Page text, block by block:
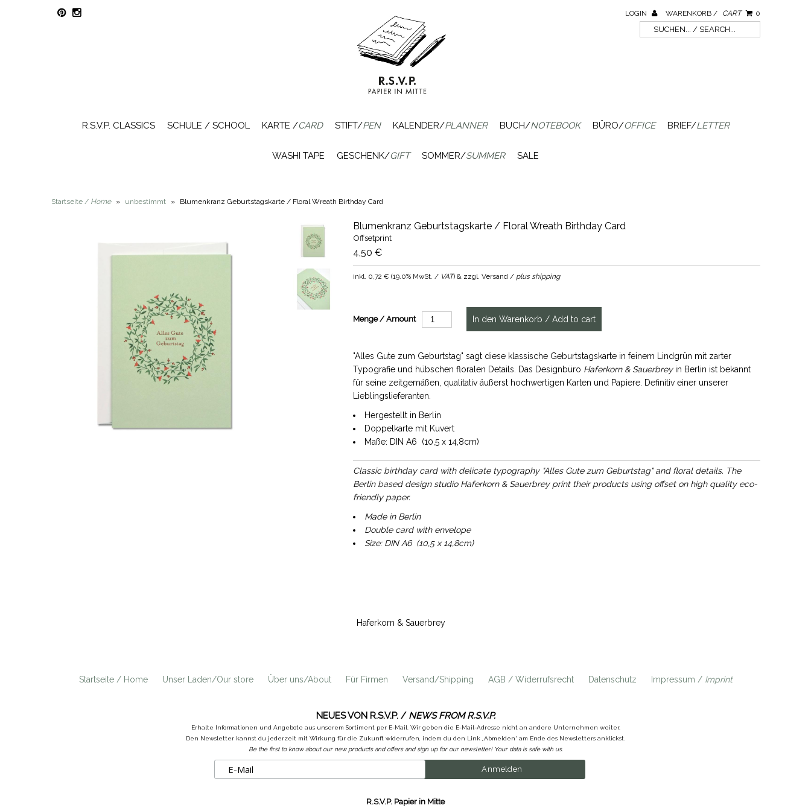
LOGIN WARENKORB / CART 0
R.S.V.P. CLASSICS SCHULE / SCHOOL KARTE /CARD STIFT/PEN KALENDER/PLANNER BUCH/NOTEBOOK BÜRO/OFFICE BRIEF/LETTER
WASHI TAPE GESCHENK/GIFT SOMMER/SUMMER SALE
Startseite / Home » unbestimmt » Blumenkranz Geburtstagskarte / Floral Wreath Birthday Card
Blumenkranz Geburtstagskarte / Floral Wreath Birthday Card
Offsetprint
4,50 €
inkl. 0,72 € (19.0% MwSt. / VAT) & zzgl. Versand / plus shipping
Menge / Amount
"Alles Gute zum Geburtstag" sagt diese klassische Geburtstagskarte in feinem Lindgrün mit zarter
Typografie und hübschen floralen Details. Das Designbüro Haferkorn & Sauerbreyin Berlin ist bekannt
für seine zeitgemäßen, qualitativ äußerst hochwertigen Karten und Papiere. Definitiv einer unserer
Lieblingslieferanten.
Hergestellt in Berlin
Doppelkarte mit Kuvert
Maße: DIN A6 (10,5 x 14,8cm)
Classic birthday card with delicate typography "Alles Gute zum Geburtstag" and floral details. The
Berlin based design studio Haferkorn & Sauerbrey print their products using offset on high quality eco-
friendly paper.
Made in Berlin
Double card with envelope
Size: DIN A6 (10,5 x 14,8cm)
Haferkorn & Sauerbrey
Startseite / Home Unser Laden/Our store Über uns/About Für Firmen Versand/Shipping AGB / Widerrufsrecht Datenschutz Impressum / Imprint
NEUES VON R.S.V.P. / NEWS FROM R.S.V.P.
Erhalte Informationen und Angebote aus unserem Sortiment per E-Mail. Wir geben die E-Mail-Adresse nicht an andere Unternehmen weiter.
Den Newsletter kannst du jederzeit mit Wirkung für die Zukunft widerrufen, indem du den Link „Abmelden“ am Ende des Newsletters anklickst.
Be the first to know about our new products and offers and sign up for our newsletter! Your data is safe with us.
R.S.V.P. Papier in Mitte